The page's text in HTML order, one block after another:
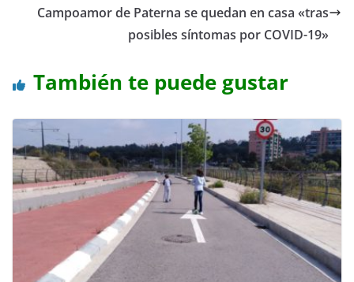
Campoamor de Paterna se quedan en casa «tras
posibles síntomas por COVID-19»
También te puede gustar